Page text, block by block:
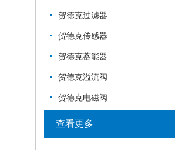
贺德克过滤器
贺德克传感器
贺德克蓄能器
贺德克溢流阀
贺德克电磁阀
查看更多